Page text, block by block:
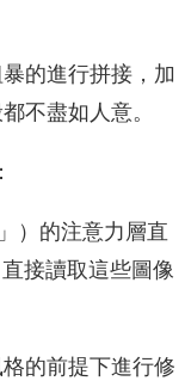
的進行拼接，加
不盡如人意。
）的注意力層直
接讀取這些圖像
的前提下進行修